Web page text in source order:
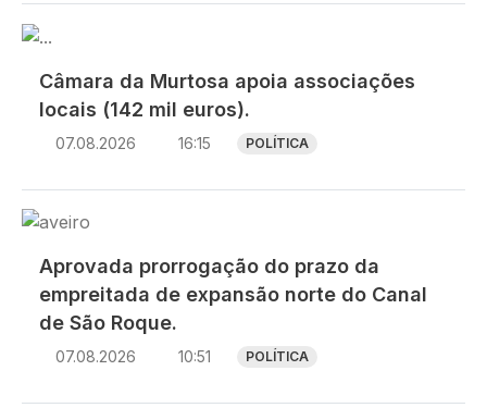
Imagem
Câmara da Murtosa apoia associações
locais (142 mil euros).
07.08.2026 16:15 POLÍTICA
Imagem
Aprovada prorrogação do prazo da
empreitada de expansão norte do Canal
de São Roque.
07.08.2026 10:51 POLÍTICA